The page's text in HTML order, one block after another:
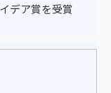
デア賞を受賞